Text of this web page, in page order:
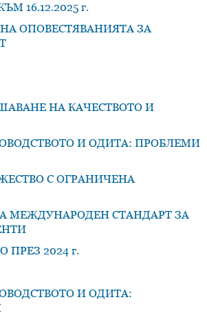
16.12.2025 г.
ОПОВЕСТЯВАНИЯТА ЗА
НА КАЧЕСТВОТО И
И ОДИТА: ПРОБЛЕМИ
С ОГРАНИЧЕНА
МЕЖДУНАРОДЕН СТАНДАРТ ЗА
2024 г.
И ОДИТА: